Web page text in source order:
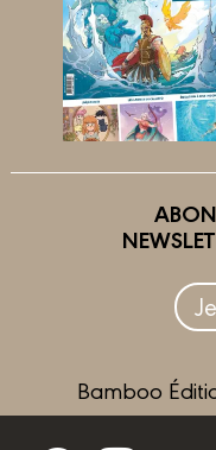
Bamboo